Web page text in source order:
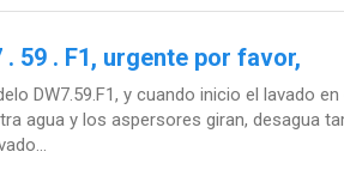
. 59 . F1, urgente por favor,
DW7.59.F1, y cuando inicio el lavado
agua y los aspersores giran, desagua